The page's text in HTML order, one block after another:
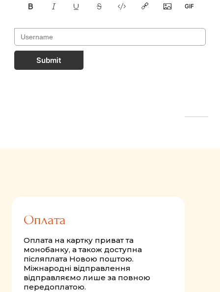
Submit
Оплата
Оплата на картку приват та
монобанку, а також доступна
післяплата Новою поштою.
Міжнародні відправлення
відправляємо лише за повною
передоплатою.